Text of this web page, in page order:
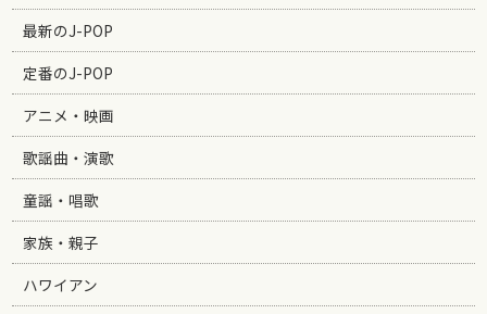
最新のJ-POP
定番のJ-POP
アニメ・映画
歌謡曲・演歌
童謡・唱歌
家族・親子
ハワイアン